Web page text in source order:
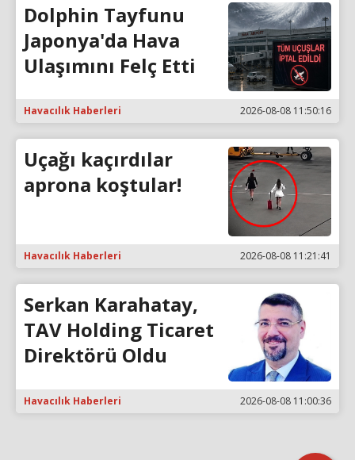
Dolphin Tayfunu
Japonya'da Hava
Ulaşımını Felç Etti
Havacılık Haberleri 2026-08-08 11:50:16
Uçağı kaçırdılar
aprona koştular!
Havacılık Haberleri 2026-08-08 11:21:41
Serkan Karahatay,
TAV Holding Ticaret
Direktörü Oldu
Havacılık Haberleri 2026-08-08 11:00:36